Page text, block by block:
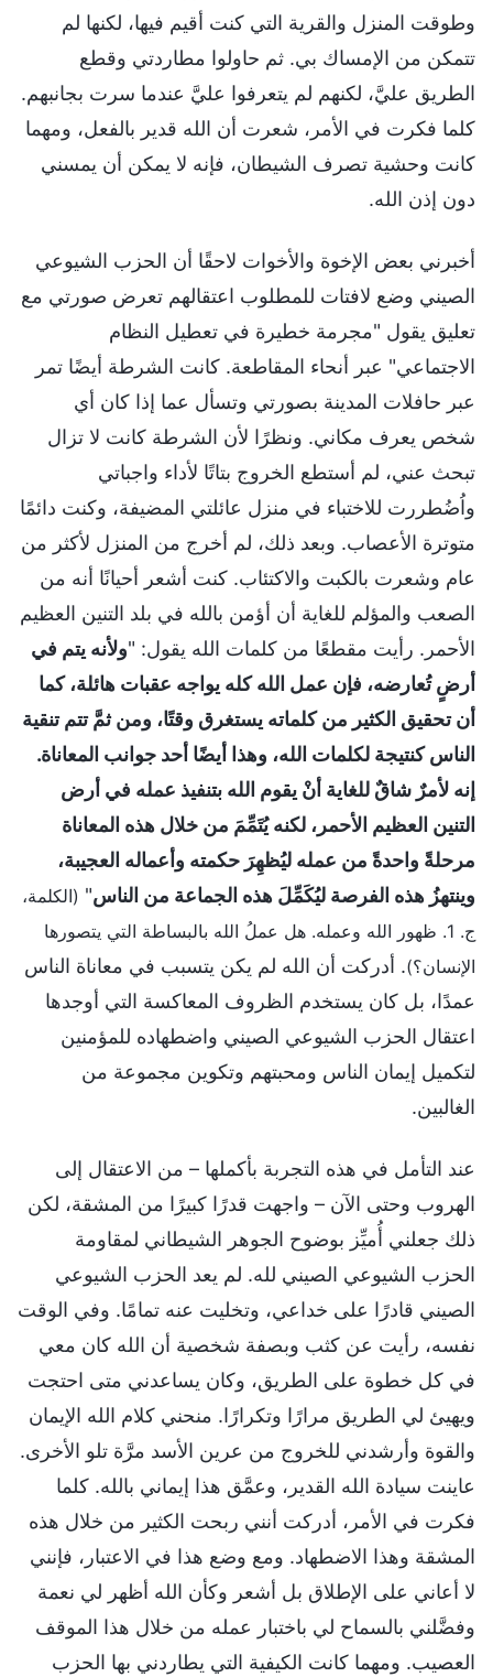
وطوقت المنزل والقرية التي كنت أقيم فيها، لكنها لم
تتمكن من الإمساك بي. ثم حاولوا مطاردتي وقطع
الطريق عليَّ، لكنهم لم يتعرفوا عليَّ عندما سرت بجانبهم.
كلما فكرت في الأمر، شعرت أن الله قدير بالفعل، ومهما
كانت وحشية تصرف الشيطان، فإنه لا يمكن أن يمسني
دون إذن الله.
أخبرني بعض الإخوة والأخوات لاحقًا أن الحزب الشيوعي
الصيني وضع لافتات للمطلوب اعتقالهم تعرض صورتي مع
تعليق يقول "مجرمة خطيرة في تعطيل النظام
الاجتماعي" عبر أنحاء المقاطعة. كانت الشرطة أيضًا تمر
عبر حافلات المدينة بصورتي وتسأل عما إذا كان أي
شخص يعرف مكاني. ونظرًا لأن الشرطة كانت لا تزال
تبحث عني، لم أستطع الخروج بتاتًا لأداء واجباتي
واُضُطررت للاختباء في منزل عائلتي المضيفة، وكنت دائمًا
متوترة الأعصاب. وبعد ذلك، لم أخرج من المنزل لأكثر من
عام وشعرت بالكبت والاكتئاب. كنت أشعر أحيانًا أنه من
الصعب والمؤلم للغاية أن أؤمن بالله في بلد التنين العظيم
الأحمر. رأيت مقطعًا من كلمات الله يقول: "ولأنه يتم في
أرضٍ تُعارضه، فإن عمل الله كله يواجه عقبات هائلة، كما
أن تحقيق الكثير من كلماته يستغرق وقتًا، ومن ثمَّ تتم تنقية
الناس كنتيجة لكلمات الله، وهذا أيضًا أحد جوانب المعاناة.
إنه لأمرٌ شاقٌ للغاية أنْ يقوم الله بتنفيذ عمله في أرض
التنين العظيم الأحمر، لكنه يُتَمِّمَ من خلال هذه المعاناة
مرحلةً واحدةً من عمله ليُظهِرَ حكمته وأعماله العجيبة،
وينتهزُ هذه الفرصة ليُكَمِّلَ هذه الجماعة من الناس" (الكلمة،
ج. 1. ظهور الله وعمله. هل عملُ الله بالبساطة التي يتصورها
الإنسان؟). أدركت أن الله لم يكن يتسبب في معاناة الناس
عمدًا، بل كان يستخدم الظروف المعاكسة التي أوجدها
اعتقال الحزب الشيوعي الصيني واضطهاده للمؤمنين
لتكميل إيمان الناس ومحبتهم وتكوين مجموعة من
الغالبين.
عند التأمل في هذه التجربة بأكملها – من الاعتقال إلى
الهروب وحتى الآن – واجهت قدرًا كبيرًا من المشقة، لكن
ذلك جعلني أُميِّز بوضوح الجوهر الشيطاني لمقاومة
الحزب الشيوعي الصيني لله. لم يعد الحزب الشيوعي
الصيني قادرًا على خداعي، وتخليت عنه تمامًا. وفي الوقت
نفسه، رأيت عن كثب وبصفة شخصية أن الله كان معي
في كل خطوة على الطريق، وكان يساعدني متى احتجت
ويهيئ لي الطريق مرارًا وتكرارًا. منحني كلام الله الإيمان
والقوة وأرشدني للخروج من عرين الأسد مرَّة تلو الأخرى.
عاينت سيادة الله القدير، وعمَّق هذا إيماني بالله. كلما
فكرت في الأمر، أدركت أنني ربحت الكثير من خلال هذه
المشقة وهذا الاضطهاد. ومع وضع هذا في الاعتبار، فإنني
لا أعاني على الإطلاق بل أشعر وكأن الله أظهر لي نعمة
وفضَّلني بالسماح لي باختبار عمله من خلال هذا الموقف
العصيب. ومهما كانت الكيفية التي يطاردني بها الحزب